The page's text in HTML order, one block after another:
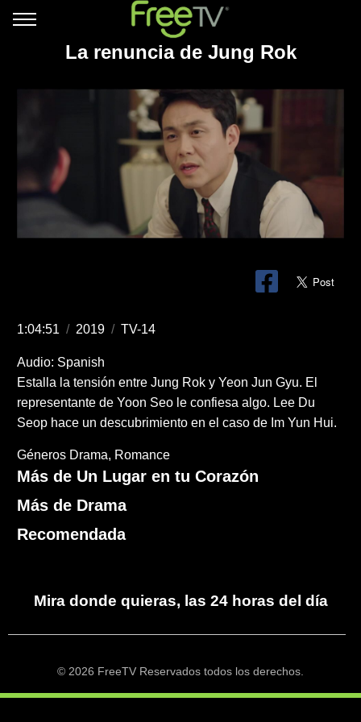
La renuncia de Jung Rok
1:04:51 / 2019 / TV-14
Audio: Spanish
Estalla la tensión entre Jung Rok y Yeon Jun Gyu. El
representante de Yoon Seo le confiesa algo. Lee Du
Seop hace un descubrimiento en el caso de Im Yun Hui.
Géneros Drama Romance
Más de Un Lugar en tu Corazón
Más de Drama
Recomendada
Mira donde quieras, las 24 horas del día
© 2026 FreeTV Reservados todos los derechos.